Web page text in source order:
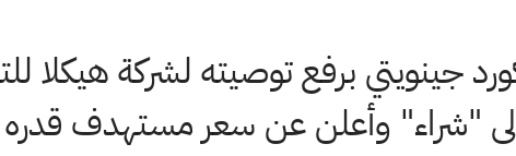
جينويتي برفع توصيته لشركة هيكلا
وأعلن عن سعر مستهدف قدره 24 دولارًا.